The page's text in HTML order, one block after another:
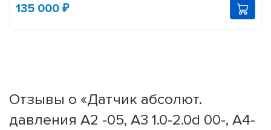
135 000 ₽
Отзывы о «Датчик абсолют.
давления A2 -05, A3 1.0-2.0d 00-, A4-